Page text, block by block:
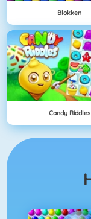
Blokken
Candy Riddles